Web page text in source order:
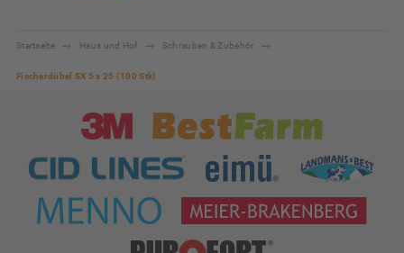
Startseite Haus und Hof Schrauben & Zubehör
Fischerdübel SX 5 x 25 (100 Stk)